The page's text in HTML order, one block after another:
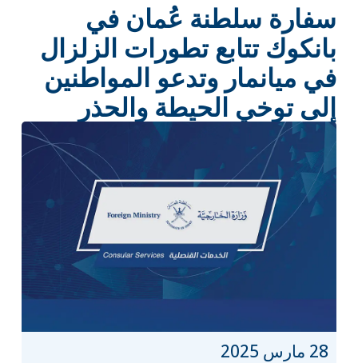
سفارة سلطنة عُمان في
بانكوك تتابع تطورات الزلزال
في ميانمار وتدعو المواطنين
إلى توخي الحيطة والحذر
28 مارس 2025